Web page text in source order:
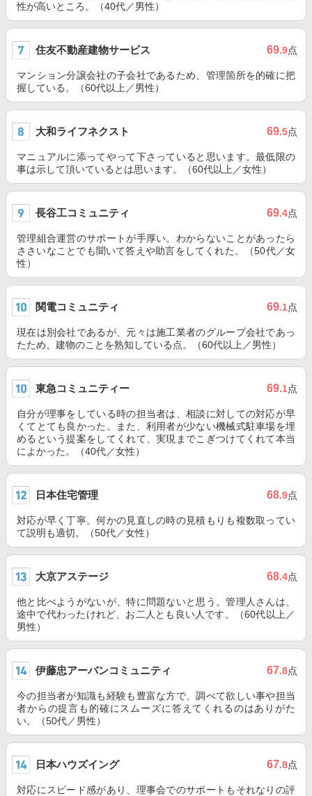
性が高いところ。（40代／男性）
住友不動産建物サービス 69.9点
マンション分譲会社の子会社であるため、管理箇所を的確に把
握している。（60代以上／男性）
大和ライフネクスト 69.5点
マニュアルに添ってやって下さっていると思います。最低限の
事は示して頂いているとは思います。（60代以上／女性）
長谷工コミュニティ 69.4点
管理組合運営のサポートが手厚い。わからないことがあったら
ささいなことでも聞いて答えや助言をしてくれた。（50代／女
性）
関電コミュニティ 69.1点
現在は別会社であるが、元々は施工業者のグループ会社であっ
たため、建物のことを熟知している点。（60代以上／男性）
東急コミュニティー 69.1点
自分が理事をしている時の担当者は、相談に対しての対応が早
くてとても良かった。また、利用者が少ない機械式駐車場を埋
めるという提案をしてくれて、実現までこぎつけてくれて本当
によかった。（40代／女性）
日本住宅管理 68.9点
対応が早く丁寧。何かの見直しの時の見積もりも複数取ってい
て説明も適切。（50代／女性）
大京アステージ 68.4点
他と比べようがないが、特に問題ないと思う。管理人さんは、
途中で代わったけれど、お二人とも良い人です。（60代以上／
男性）
伊藤忠アーバンコミュニティ 67.8点
今の担当者が知識も経験も豊富な方で、調べて欲しい事や担当
者からの提言も的確にスムーズに答えてくれるのはありがた
い。（50代／男性）
日本ハウズイング 67.8点
対応にスピード感があり、理事会でのサポートもそれなりの評